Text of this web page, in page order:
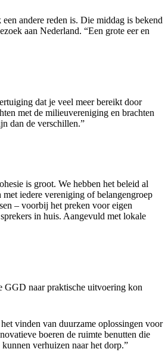
andere reden is. Die middag is bekend
aan Nederland. “Een grote eer en
dat je veel meer bereikt door
met de milieuvereniging en brachten
dan de verschillen.”
is groot. We hebben het beleid al
iedere vereniging of belangengroep
– voorbij het preken voor eigen
in huis. Aangevuld met lokale
GGD naar praktische uitvoering kon
vinden van duurzame oplossingen voor
boeren de ruimte benutten die
verhuizen naar het dorp.”